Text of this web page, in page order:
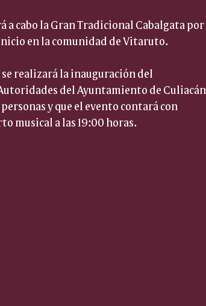
a cabo la Gran Tradicional Cabalgata por
en la comunidad de Vitaruto.
se realizará la inauguración del
del Ayuntamiento de Culiacán
y que el evento contará con
musical a las 19:00 horas.